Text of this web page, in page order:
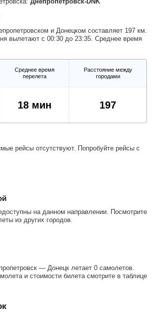
и Донецком составляет 197 км.
вылетают с 00:30 до 23:35. Среднее время
Среднее время
перелета
Расстояние между
городами
18 мин 197
рейсы отсутствуют. Попробуйте рейсы с
на данном направлении. Посмотрите
из других городов.
— Донецк летает 0 самолетов.
и стоимости билета смотрите в таблице